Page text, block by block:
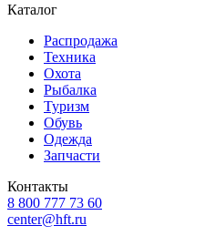
Каталог
Распродажа
Техника
Охота
Рыбалка
Туризм
Обувь
Одежда
Запчасти
Контакты
8 800 777 73 60
center@hft.ru